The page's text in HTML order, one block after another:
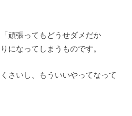
頑張ってもどうせダメだか
になってしまうものです。
さいし、もういいやってなって